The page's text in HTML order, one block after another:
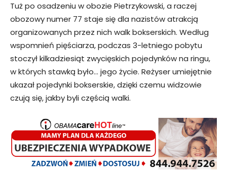
Tuż po osadzeniu w obozie Pietrzykowski, a raczej
obozowy numer 77 staje się dla nazistów atrakcją
organizowanych przez nich walk bokserskich. Według
wspomnień pięściarza, podczas 3-letniego pobytu
stoczył kilkadziesiąt zwycięskich pojedynków na ringu,
w których stawką było… jego życie. Reżyser umiejętnie
ukazał pojedynki bokserskie, dzięki czemu widzowie
czują się, jakby byli częścią walki.